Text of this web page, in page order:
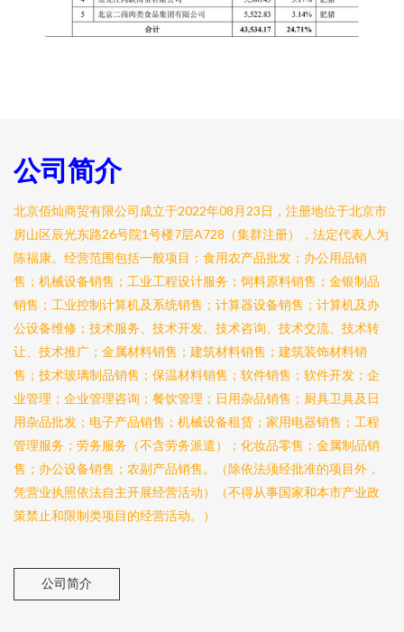
公司简介
北京佰灿商贸有限公司成立于2022年08月23日，注册地位于北京市
房山区辰光东路26号院1号楼7层A728（集群注册），法定代表人为
陈福康。经营范围包括一般项目：食用农产品批发；办公用品销
售；机械设备销售；工业工程设计服务；饲料原料销售；金银制品
销售；工业控制计算机及系统销售；计算器设备销售；计算机及办
公设备维修；技术服务、技术开发、技术咨询、技术交流、技术转
让、技术推广；金属材料销售；建筑材料销售；建筑装饰材料销
售；技术玻璃制品销售；保温材料销售；软件销售；软件开发；企
业管理；企业管理咨询；餐饮管理；日用杂品销售；厨具卫具及日
用杂品批发；电子产品销售；机械设备租赁；家用电器销售；工程
管理服务；劳务服务（不含劳务派遣）；化妆品零售；金属制品销
售；办公设备销售；农副产品销售。（除依法须经批准的项目外，
凭营业执照依法自主开展经营活动）（不得从事国家和本市产业政
策禁止和限制类项目的经营活动。）
公司简介